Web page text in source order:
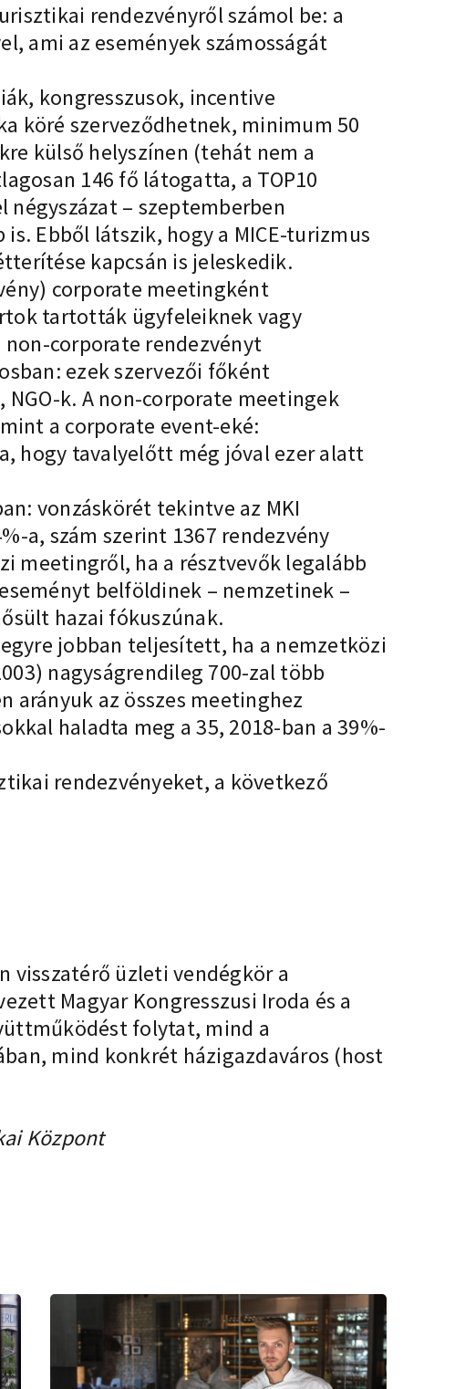
rendezvényről számol be: a
ami az események számosságát
kongresszusok, incentive
köré szerveződhetnek, minimum 50
külső helyszínen (tehát nem a
146 fő látogatta, a TOP10
– szeptemberben
Ebből látszik, hogy a MICE-turizmus
kapcsán is jeleskedik.
corporate meetingként
tartották ügyfeleiknek vagy
corporate rendezvényt
ezek szervezői főként
k. A non-corporate meetingek
a corporate event-eké:
hogy tavalyelőtt még jóval ezer alatt
vonzáskörét tekintve az MKI
a, szám szerint 1367 rendezvény
meetingről, ha a résztvevők legalább
belföldinek – nemzetinek –
hazai fókuszúnak.
jobban teljesített, ha a nemzetközi
nagyságrendileg 700-zal több
arányuk az összes meetinghez
haladta meg a 35, 2018-ban a 39%-
rendezvényeket, a következő
visszatérő üzleti vendégkör a
Magyar Kongresszusi Iroda és a
folytat, mind a
mind konkrét házigazdaváros (host
Központ